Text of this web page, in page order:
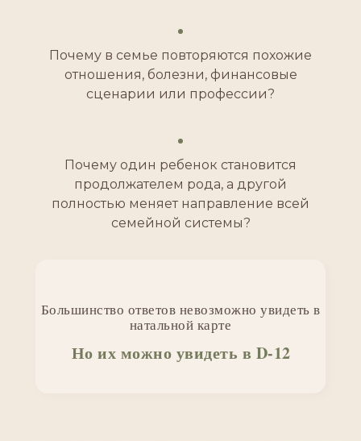
Но их можно увидеть в D-12
Большинство ответов невозможно увидеть в
натальной карте
Почему один ребенок становится
продолжателем рода, а другой
полностью меняет направление всей
семейной системы?
Почему в семье повторяются похожие
отношения, болезни, финансовые
сценарии или профессии?
Двадашамша — одна из